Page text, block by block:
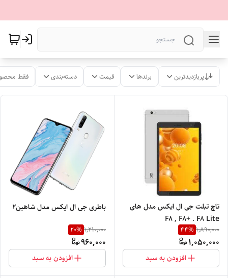
پربازدیدترین برندها قیمت دسته‌بندی فقط
تاچ تبلت جی ال ایکس مدل های
F8 , F8+ . F8 Lite
1,890,000
44%
1,050,000
افزودن به سبد
باطری جی ال ایکس مدل شاهین2
1,210,000
20%
960,000
افزودن به سبد